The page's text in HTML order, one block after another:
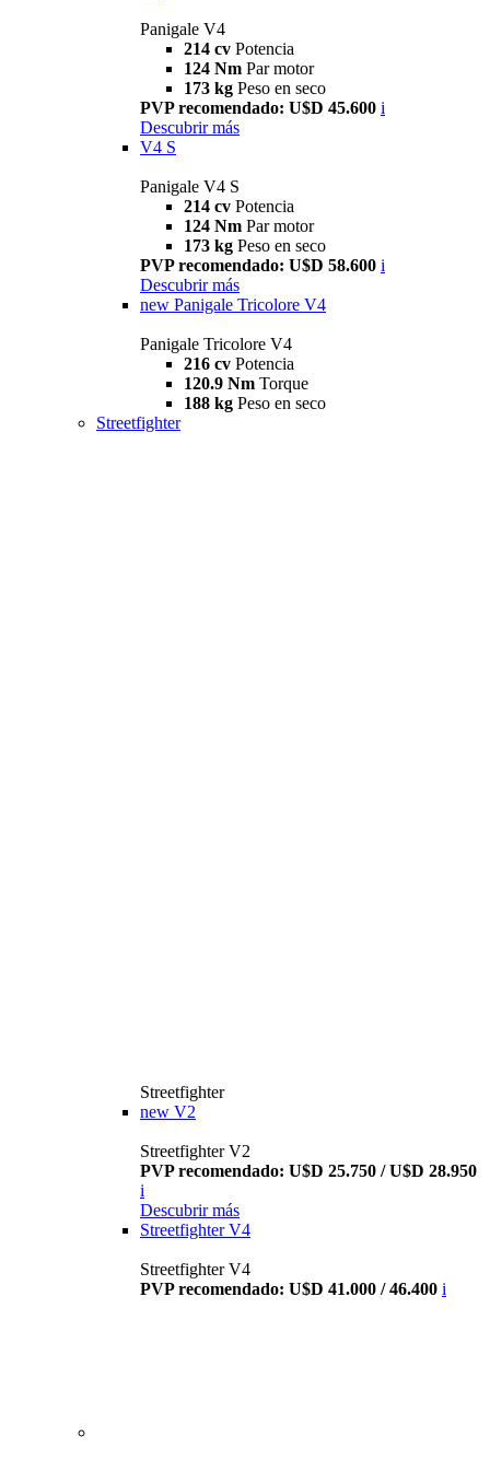
Panigale V4
214 cv Potencia
124 Nm Par motor
173 kg Peso en seco
PVP recomendado: U$D 45.600 i
Descubrir más
V4 S
Panigale V4 S
214 cv Potencia
124 Nm Par motor
173 kg Peso en seco
PVP recomendado: U$D 58.600 i
Descubrir más
new Panigale Tricolore V4
Panigale Tricolore V4
216 cv Potencia
120.9 Nm Torque
188 kg Peso en seco
Streetfighter
Streetfighter
new V2
Streetfighter V2
PVP recomendado: U$D 25.750 / U$D 28.950
i
Descubrir más
Streetfighter V4
Streetfighter V4
PVP recomendado: U$D 41.000 / 46.400 i